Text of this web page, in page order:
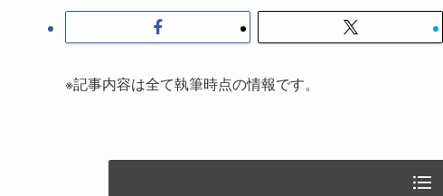
※記事内容は全て執筆時点の情報です。